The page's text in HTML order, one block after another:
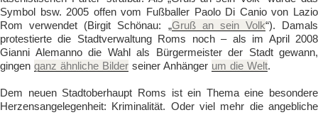
Symbol bsw. 2005 offen vom Fußballer Paolo Di Canio von Lazio
Rom verwendet (Birgit Schönau: „Gruß an sein Volk“). Damals
protestierte die Stadtverwaltung Roms noch – als im April 2008
Gianni Alemanno die Wahl als Bürgermeister der Stadt gewann,
gingen ganz ähnliche Bilder seiner Anhänger um die Welt.
Dem neuen Stadtoberhaupt Roms ist ein Thema eine besondere
Herzensangelegenheit: Kriminalität. Oder viel mehr die angebliche